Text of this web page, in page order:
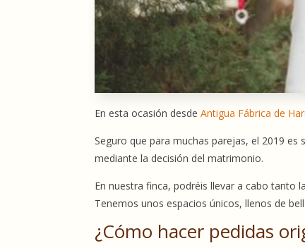
En esta ocasión desdeAntigua Fábrica de
Seguro que para muchas parejas, el 2019
mediante la decisión del matrimonio.
En nuestra finca, podréis llevar a cabo tanto la
Tenemos unos espacios únicos, llenos de
¿Cómo hacer pedidas